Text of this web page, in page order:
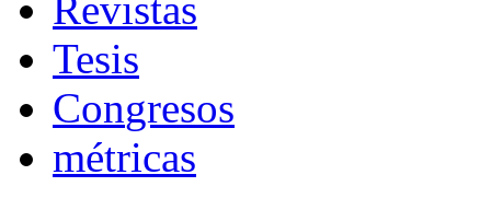
Tesis
Congresos
métricas